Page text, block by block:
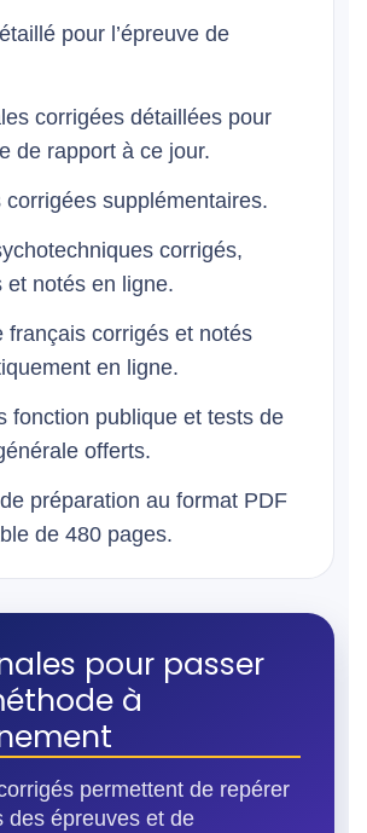
pour l’épreuve de
corrigées détaillées pour
de rapport à ce jour.
corrigées supplémentaires.
corrigés,
et notés en ligne.
français corrigés et notés
en ligne.
fonction publique et tests de
offerts.
préparation au format PDF
de 480 pages.
pour passer
à
permettent de repérer
des épreuves et de